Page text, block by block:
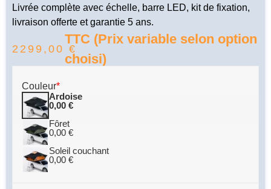
Livrée complète avec échelle, barre LED, kit de fixation,
livraison offerte et garantie 5 ans.
2299,00 €
TTC (Prix variable selon option
choisi)
*
Couleur
Ardoise
0,00 €
Fôret
0,00 €
Soleil couchant
0,00 €